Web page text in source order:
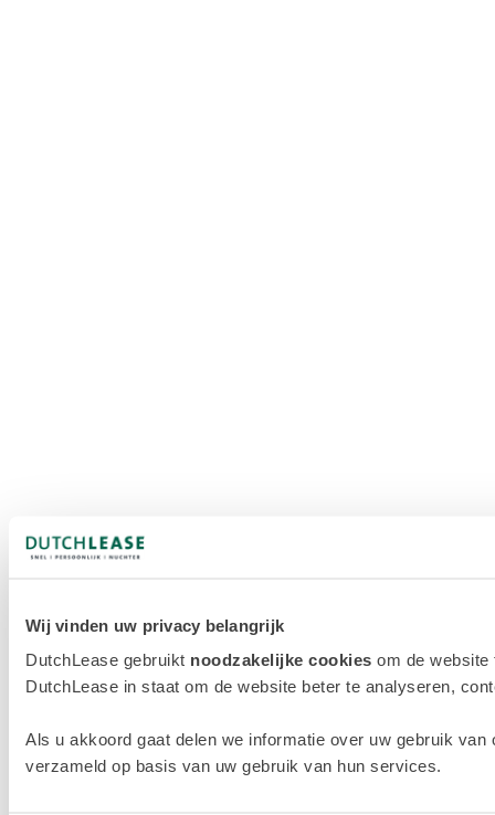
Wij vinden uw privacy belangrijk
DutchLease gebruikt noodzakelijke cookies om de
DutchLease in staat om de website beter te analyseren,
Als u akkoord gaat delen we informatie over uw gebruik
verzameld op basis van uw gebruik van hun services.